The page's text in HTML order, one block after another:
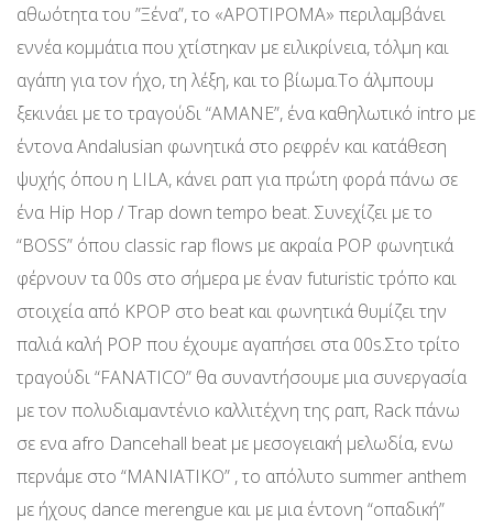
αθωότητα του ”Ξένα”, το «ΑPOTIPOMA» περιλαμβάνει
εννέα κομμάτια που χτίστηκαν με ειλικρίνεια, τόλμη και
αγάπη για τον ήχο, τη λέξη, και το βίωμα.Το άλμπουμ
ξεκινάει με το τραγούδι “AMANE”, ένα καθηλωτικό intro με
έντονα Andalusian φωνητικά στο ρεφρέν και κατάθεση
ψυχής όπου η LILA, κάνει ραπ για πρώτη φορά πάνω σε
ένα Hip Hop / Trap down tempo beat. Συνεχίζει με το
“BOSS” όπου classic rap flows με ακραία POP φωνητικά
φέρνουν τα 00s στο σήμερα με έναν futuristic τρόπο και
στοιχεία από KPOP στο beat και φωνητικά θυμίζει την
παλιά καλή POP που έχουμε αγαπήσει στα 00s.Στο τρίτο
τραγούδι “FANATICO” θα συναντήσουμε μια συνεργασία
με τον πολυδιαμαντένιο καλλιτέχνη της ραπ, Rack πάνω
σε ενα afro Dancehall beat με μεσογειακή μελωδία, ενω
περνάμε στο “MANIATIKO” , το απόλυτο summer anthem
με ήχους dance merengue και με μια έντονη “οπαδική”